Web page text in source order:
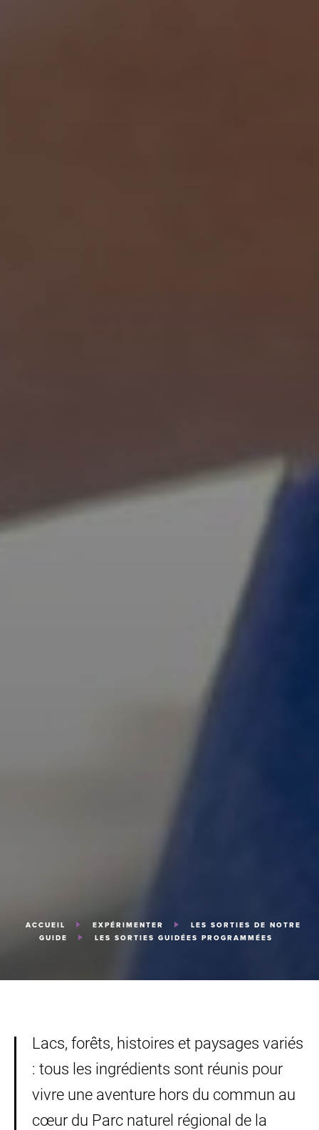
ACCUEIL EXPÉRIMENTER
LES SORTIES DE NOTRE
GUIDE
LES SORTIES GUIDÉES PROGRAMMÉES
Lacs, forêts, histoires et paysages variés
: tous les ingrédients sont réunis pour
vivre une aventure hors du commun au
cœur du Parc naturel régional de la